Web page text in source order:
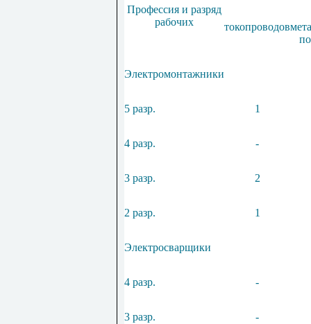
Профессия и разряд
рабочих
токопроводов
Электромонтажники
5 разр. 1
4 разр. -
3 разр. 2
2 разр. 1
Электросварщики
4 разр. -
3 разр. -